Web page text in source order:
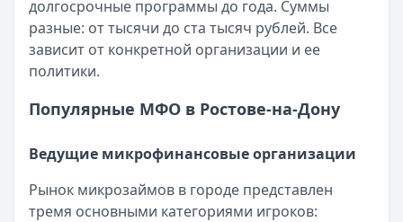
Опубликовано:23 ноября 2025 г.
Категория:МФО
Читать новость
Все новости
долгосрочные программы до года. Суммы
разные: от тысячи до ста тысяч рублей. Все
зависит от конкретной организации и ее
политики.
Популярные МФО в Ростове-на-Дону
Ведущие микрофинансовые организации
Рынок микрозаймов в городе представлен
тремя основными категориями игроков: